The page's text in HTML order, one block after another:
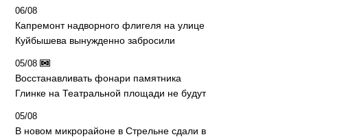
06/08
Капремонт надворного флигеля на улице
Куйбышева вынужденно забросили
05/08
Восстанавливать фонари памятника
Глинке на Театральной площади не будут
05/08
В новом микрорайоне в Стрельне сдали в